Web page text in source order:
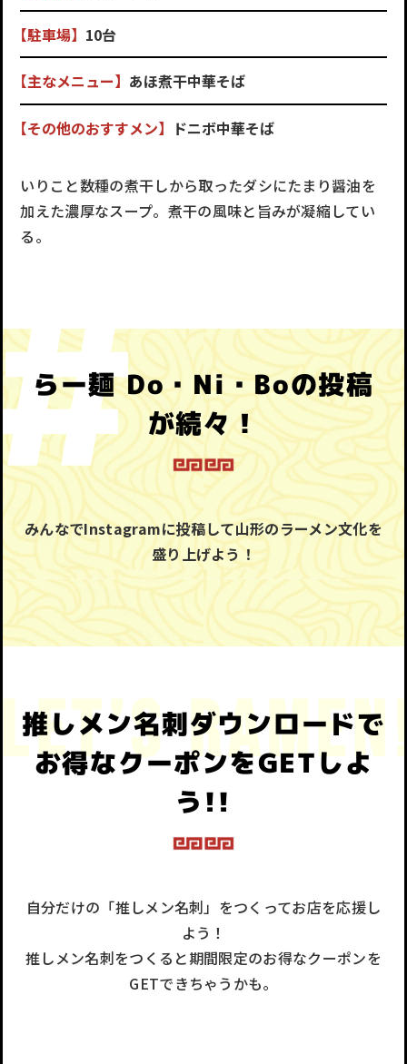
【駐車場】 10台
【主なメニュー】 あほ煮干中華そば
【その他のおすすメン】 ドニボ中華そば
いりこと数種の煮干しから取ったダシにたまり醤油を
加えた濃厚なスープ。煮干の風味と旨みが凝縮してい
る。
らー麺 Do・Ni・Boの投稿
が続々！
みんなでInstagramに投稿して山形のラーメン文化を
盛り上げよう！
推しメン名刺ダウンロードで
お得なクーポンをGETしよ
う!!
自分だけの「推しメン名刺」をつくってお店を応援し
よう！
推しメン名刺をつくると期間限定のお得なクーポンを
GETできちゃうかも。